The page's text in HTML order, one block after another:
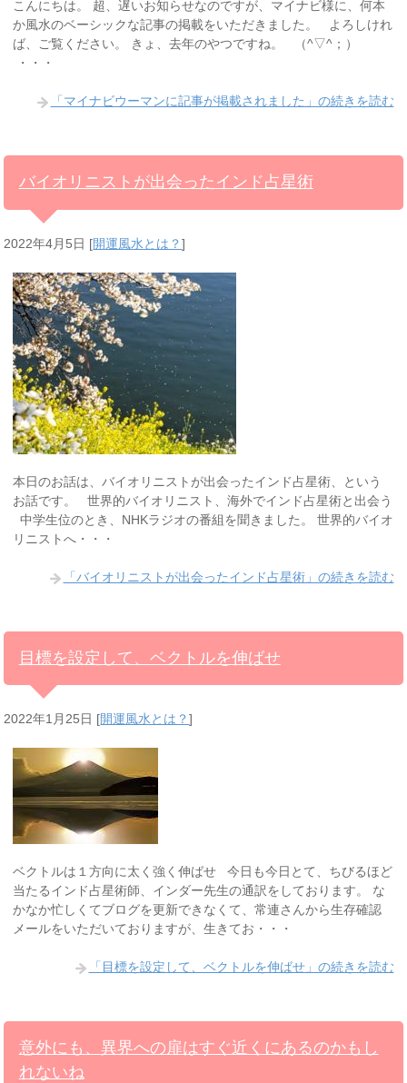
こんにちは。 超、遅いお知らせなのですが、マイナビ様に、何本
か風水のベーシックな記事の掲載をいただきました。 よろしけれ
ば、ご覧ください。 きょ、去年のやつですね。 （^▽^；）
・・・
「マイナビウーマンに記事が掲載されました」の続きを読む
バイオリニストが出会ったインド占星術
2022年4月5日 [開運風水とは？]
本日のお話は、バイオリニストが出会ったインド占星術、という
お話です。 世界的バイオリニスト、海外でインド占星術と出会う
中学生位のとき、NHKラジオの番組を聞きました。 世界的バイオ
リニストへ・・・
「バイオリニストが出会ったインド占星術」の続きを読む
目標を設定して、ベクトルを伸ばせ
2022年1月25日 [開運風水とは？]
ベクトルは１方向に太く強く伸ばせ 今日も今日とて、ちびるほど
当たるインド占星術師、インダー先生の通訳をしております。 な
かなか忙しくてブログを更新できなくて、常連さんから生存確認
メールをいただいておりますが、生きてお・・・
「目標を設定して、ベクトルを伸ばせ」の続きを読む
意外にも、異界への扉はすぐ近くにあるのかもし
れないね